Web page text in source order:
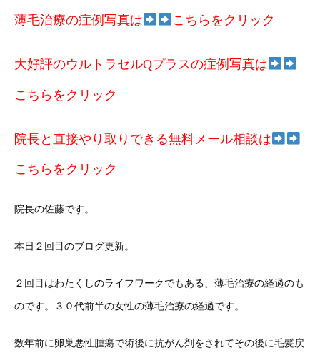
薄毛治療の症例写真は こちらをクリック
大好評のウルトラセルQプラスの症例写真は
こちらをクリック
院長と直接やり取りできる無料メール相談は
こちらをクリック
院長の佐藤です。
本日２回目のブログ更新。
２回目はわたくしのライフワークでもある、薄毛治療の経過のも
のです。３０代前半の女性の薄毛治療の経過です。
数年前に卵巣悪性腫瘍で術後に抗がん剤をされてその後に毛髪戻